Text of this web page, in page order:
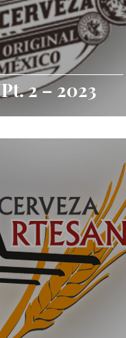
2 – 2023